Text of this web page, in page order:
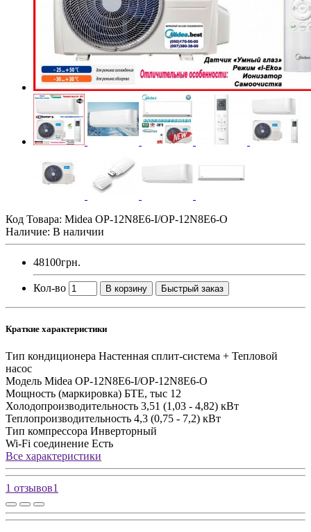
Код Товара: Midea OP-12N8E6-I/OP-12N8E6-O
Наличие: В наличии
48100грн.
Кол-во В корзину Быстрый заказ
Краткие характеристики
Тип кондиционера Настенная сплит-система + Тепловой
насос
Модель Midea OP-12N8E6-I/OP-12N8E6-O
Мощность (маркировка) БТЕ, тыс 12
Холодопроизводительность 3,51 (1,03 - 4,82) кВт
Теплопроизводительность 4,3 (0,75 - 7,2) кВт
Тип компрессора Инверторный
Wi-Fi соединение Есть
Все характеристики
1 отзывов1